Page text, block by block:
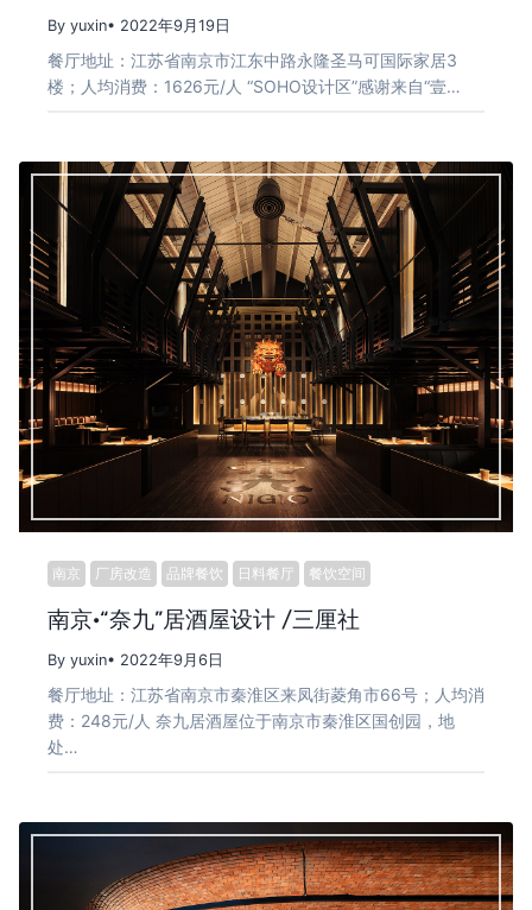
By yuxin• 2022年9月19日
餐厅地址：江苏省南京市江东中路永隆圣马可国际家居3
楼；人均消费：1626元/人 “SOHO设计区”感谢来自“壹…
南京 厂房改造 品牌餐饮 日料餐厅 餐饮空间
南京·“奈九”居酒屋设计 /三厘社
By yuxin• 2022年9月6日
餐厅地址：江苏省南京市秦淮区来凤街菱角市66号；人均消
费：248元/人 奈九居酒屋位于南京市秦淮区国创园，地
处…